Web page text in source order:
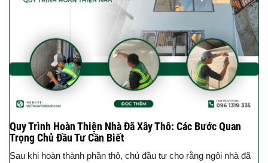
Quy Trình Hoàn Thiện Nhà Đã Xây Thô: Các Bước Quan
Trọng Chủ Đầu Tư Cần Biết
Sau khi hoàn thành phần thô, chủ đầu tư cho rằng ngôi nhà đã